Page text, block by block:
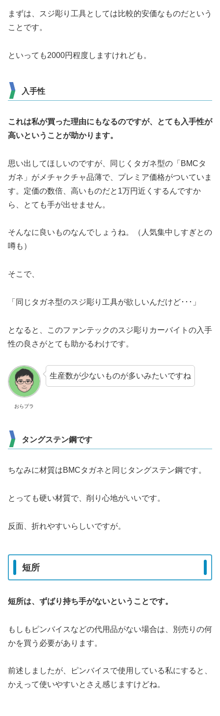
まずは、スジ彫り工具としては比較的安価なものだという
ことです。
といっても2000円程度しますけれども。
入手性
これは私が買った理由にもなるのですが、とても入手性が
高いということが助かります。
思い出してほしいのですが、同じくタガネ型の「BMCタ
ガネ」がメチャクチャ品薄で、プレミア価格がついていま
す。定価の数倍、高いものだと1万円近くするんですか
ら、とても手が出せません。
そんなに良いものなんでしょうね。（人気集中しすぎとの
噂も）
そこで、
「同じタガネ型のスジ彫り工具が欲しいんだけど･･･」
となると、このファンテックのスジ彫りカーバイトの入手
性の良さがとても助かるわけです。
おらプラ
生産数が少ないものが多いみたいですね
タングステン鋼です
ちなみに材質はBMCタガネと同じタングステン鋼です。
とっても硬い材質で、削り心地がいいです。
反面、折れやすいらしいですが。
短所
短所は、ずばり持ち手がないということです。
もしもピンバイスなどの代用品がない場合は、別売りの何
かを買う必要があります。
前述しましたが、ピンバイスで使用している私にすると、
かえって使いやすいとさえ感じますけどね。